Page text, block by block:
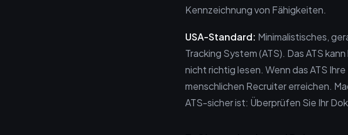
Kennzeichnung von Fähigkeiten.
USA-Standard: Minimalistisches,
Tracking System (ATS). Das ATS
nicht richtig lesen. Wenn das ATS
menschlichen Recruiter erreichen.
ATS-sicher ist: Überprüfen Sie Ihr